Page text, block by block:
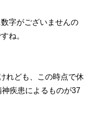
字がございませんの
ね。
れども、この時点で休
疾患によるものが37